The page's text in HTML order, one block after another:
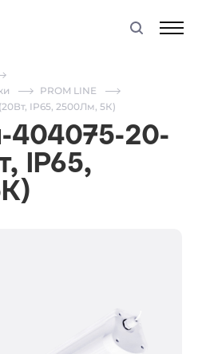
PROM LINE
IP65, 2500Лм, 5К)
404075-20-
IP65,